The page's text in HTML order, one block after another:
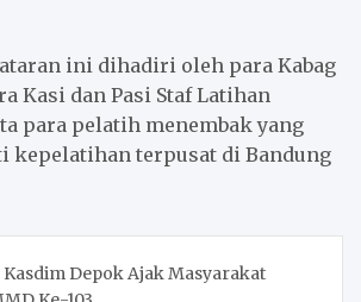
ini dihadiri oleh para Kabag
Kasi dan Pasi Staf Latihan
para pelatih menembak yang
kepelatihan terpusat di Bandung
Depok Ajak Masyarakat